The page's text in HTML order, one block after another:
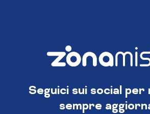
Seguici sui social
sempre